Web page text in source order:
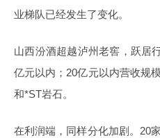
业梯队已经发生了变化。
山西汾酒超越泸州老窖，跃居
亿元以内；20亿元以内营收规
和*ST岩石。
在利润端，同样分化加剧。20